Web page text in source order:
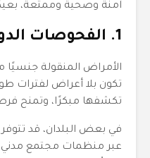
آمنة وصحية وممتعة،
1. الفحوصات الدورية ضرورة لا خيار
تكون بلا أعراض لفترات
تكشفها مبكرًا، وتمنح
في بعض البلدان، قد
عبر منظمات مجتمع مدني